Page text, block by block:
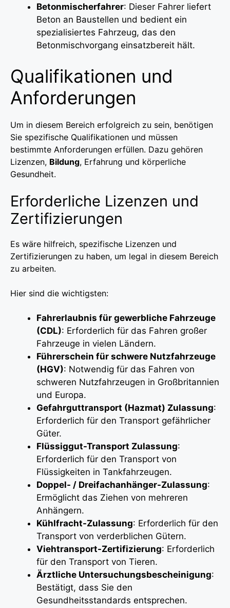
Betonmischerfahrer: Dieser Fahrer liefert
Beton an Baustellen und bedient ein
spezialisiertes Fahrzeug, das den
Betonmischvorgang einsatzbereit hält.
Qualifikationen und
Anforderungen
Um in diesem Bereich erfolgreich zu sein, benötigen
Sie spezifische Qualifikationen und müssen
bestimmte Anforderungen erfüllen. Dazu gehören
Lizenzen, Bildung, Erfahrung und körperliche
Gesundheit.
Erforderliche Lizenzen und
Zertifizierungen
Es wäre hilfreich, spezifische Lizenzen und
Zertifizierungen zu haben, um legal in diesem Bereich
zu arbeiten.
Hier sind die wichtigsten:
Fahrerlaubnis für gewerbliche Fahrzeuge
(CDL): Erforderlich für das Fahren großer
Fahrzeuge in vielen Ländern.
Führerschein für schwere Nutzfahrzeuge
(HGV): Notwendig für das Fahren von
schweren Nutzfahrzeugen in Großbritannien
und Europa.
Gefahrguttransport (Hazmat) Zulassung:
Erforderlich für den Transport gefährlicher
Güter.
Flüssiggut-Transport Zulassung:
Erforderlich für den Transport von
Flüssigkeiten in Tankfahrzeugen.
Doppel- / Dreifachanhänger-Zulassung:
Ermöglicht das Ziehen von mehreren
Anhängern.
Kühlfracht-Zulassung: Erforderlich für den
Transport von verderblichen Gütern.
Viehtransport-Zertifizierung: Erforderlich
für den Transport von Tieren.
Ärztliche Untersuchungsbescheinigung:
Bestätigt, dass Sie den
Gesundheitsstandards entsprechen.